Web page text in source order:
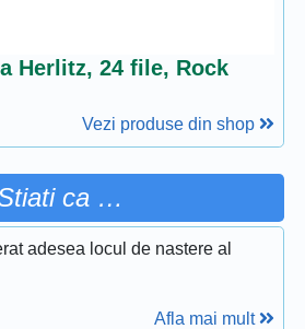
Herlitz, 24 file, Rock
Vezi produse din shop
ca …
adesea locul de nastere al
Afla mai mult